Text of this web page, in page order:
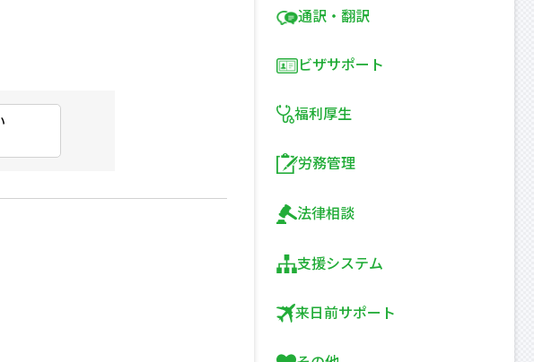
通訳・翻訳
ビザサポート
福利厚生
労務管理
法律相談
支援システム
来日前サポート